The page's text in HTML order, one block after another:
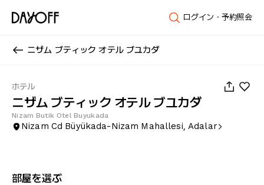
ログイン・予約照会
ニザム ブティック オテル ブユカダ
ホテル
ニザム ブティック オテル ブユカダ
Nizam Butik Otel Buyukada
Nizam Cd Büyükada-Nizam Mahallesi, Adalar
部屋を選ぶ